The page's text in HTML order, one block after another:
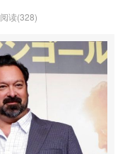
阅读(328)